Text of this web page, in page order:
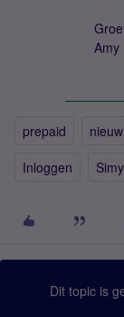
Amy
prepaid nieuw
Inloggen
Dit topic is